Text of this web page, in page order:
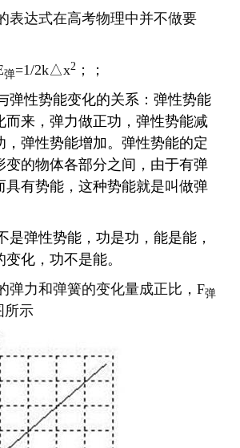
表达式在高考物理中并不做要
弹=1/2k△x2 ；；
弹性势能变化的关系：弹性势能
而来，弹力做正功，弹性势能减
，弹性势能增加。弹性势能的定
变的物体各部分之间，由于有弹
具有势能，这种势能就是叫做弹
是弹性势能，功是功，能是能，
化，功不是能。
弹力和弹簧的变化量成正比， F弹
所示